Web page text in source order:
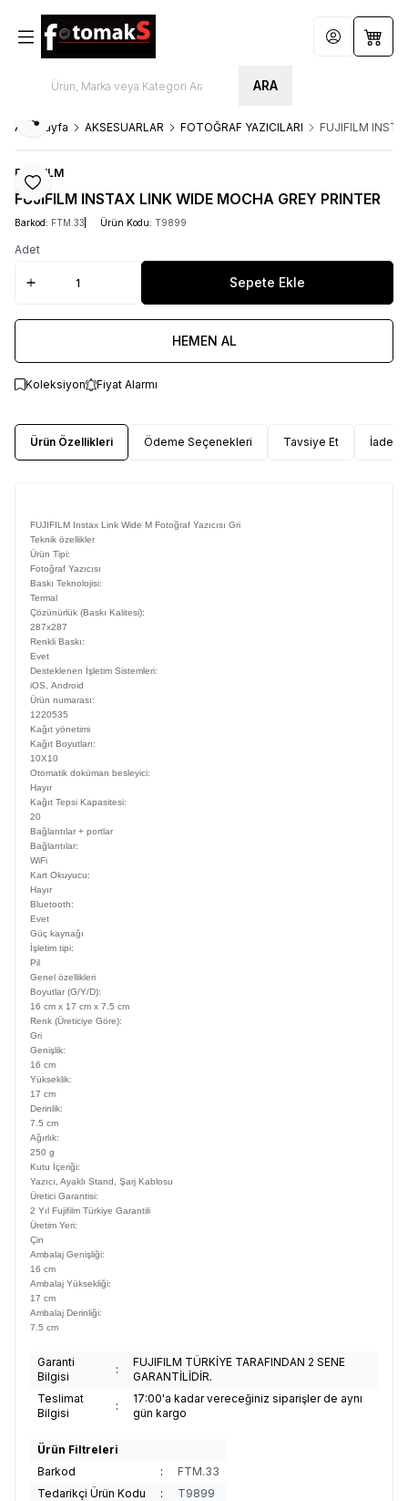
ARA
Hesabım
Ana Sayfa AKSESUARLAR FOTOĞRAF YAZICILARI FUJIFILM
Favoriye Ekle
Paylaş
FUJIFILM
FUJIFILM INSTAX LINK WIDE MOCHA GREY PRINTER
Barkod: FTM.33 Ürün Kodu: T9899
Adet
Sepete Ekle
HEMEN AL
Koleksiyon Fiyat Alarmı
Ürün Özellikleri Ödeme Seçenekleri Tavsiye Et İade
FUJIFILM Instax Link Wide M Fotoğraf Yazıcısı Gri
Teknik özellikler
Ürün Tipi:
Fotoğraf Yazıcısı
Baskı Teknolojisi:
Termal
Çözünürlük (Baskı Kalitesi):
287x287
Renkli Baskı:
Evet
Desteklenen İşletim Sistemleri:
iOS
Android
Ürün numarası:
1220535
Kağıt yönetimi
Kağıt Boyutları:
10X10
Otomatik doküman besleyici:
Hayır
Kağıt Tepsi Kapasitesi:
20
Bağlantılar + portlar
Bağlantılar:
WiFi
Kart Okuyucu:
Hayır
Bluetooth:
Evet
Güç kaynağı
İşletim tipi:
Pil
Genel özellikleri
Boyutlar (G/Y/D):
16 cm x 17 cm x 7.5 cm
Renk (Üreticiye Göre):
Gri
Genişlik:
16 cm
Yükseklik:
17 cm
Derinlik:
7.5 cm
Ağırlık:
250 g
Kutu İçeriği:
Yazıcı, Ayaklı Stand, Şarj Kablosu
Üretici Garantisi:
2 Yıl Fujifilm Türkiye Garantili
Üretim Yeri:
Çin
Ambalaj Genişliği:
16 cm
Ambalaj Yüksekliği:
17 cm
Ambalaj Derinliği:
7.5 cm
Garanti
Bilgisi
:
FUJIFILM TÜRKİYE TARAFINDAN 2 SENE
GARANTİLİDİR.
Teslimat
Bilgisi
:
17:00'a kadar vereceğiniz siparişler de aynı
gün kargo
Ürün Filtreleri
Barkod
:
FTM.33
Tedarikçi Ürün Kodu
: T9899